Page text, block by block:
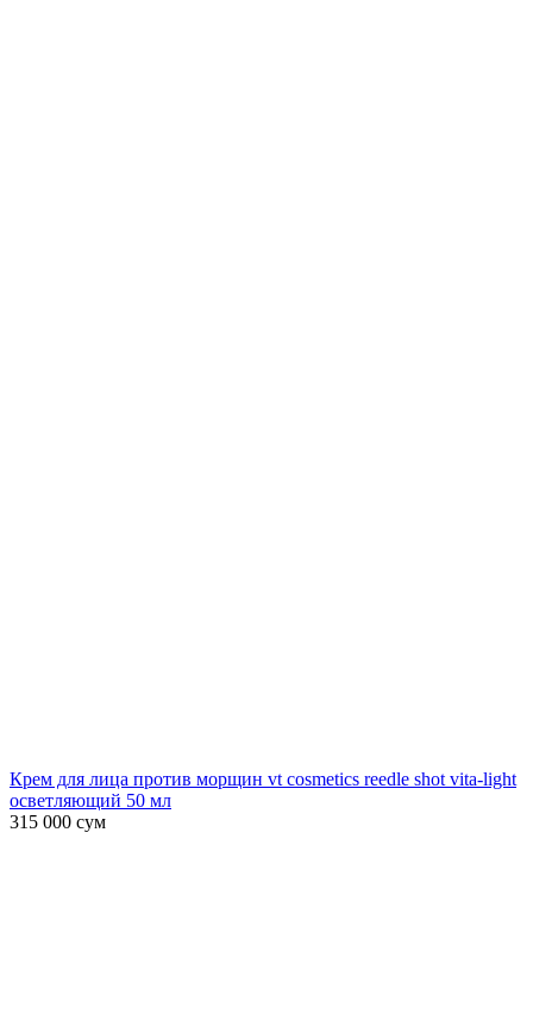
Крем для лица против морщин vt cosmetics reedle shot vita-light
осветляющий 50 мл
315 000 сум